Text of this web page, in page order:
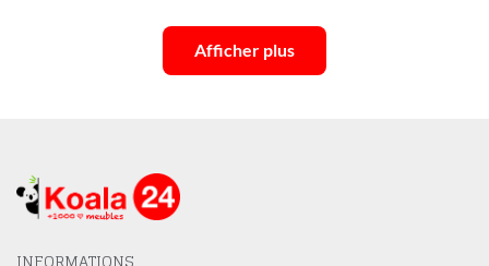
Afficher plus